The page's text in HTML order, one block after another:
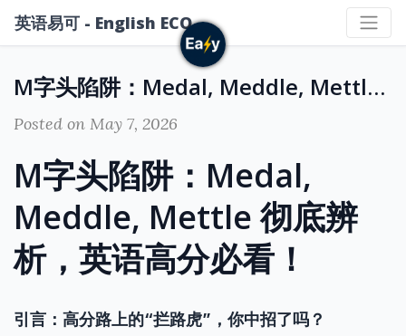
英语易可 - English ECO
M字头陷阱：Medal, Meddle, Mettle 彻底辨析，英语高分必看！
Posted on May 7, 2026
M字头陷阱：Medal,
Meddle, Mettle 彻底辨
析，英语高分必看！
引言：高分路上的“拦路虎”，你中招了吗？